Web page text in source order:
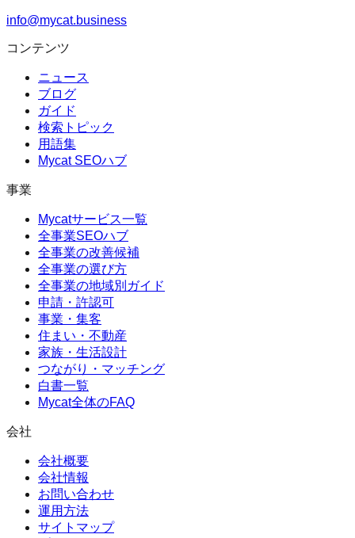
info@mycat.business
コンテンツ
ニュース
ブログ
ガイド
検索トピック
用語集
Mycat SEOハブ
事業
Mycatサービス一覧
全事業SEOハブ
全事業の改善候補
全事業の選び方
全事業の地域別ガイド
申請・許認可
事業・集客
住まい・不動産
家族・生活設計
つながり・マッチング
白書一覧
Mycat全体のFAQ
会社
会社概要
会社情報
お問い合わせ
運用方法
サイトマップ